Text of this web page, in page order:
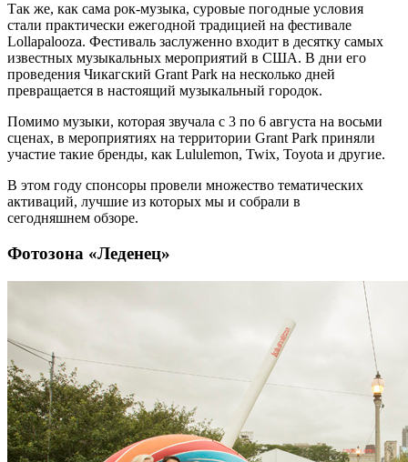
Так же, как сама рок-музыка, суровые погодные условия
стали практически ежегодной традицией на фестивале
Lollapalooza. Фестиваль заслуженно входит в десятку самых
известных музыкальных мероприятий в США. В дни его
проведения Чикагский Grant Park на несколько дней
превращается в настоящий музыкальный городок.
Помимо музыки, которая звучала с 3 по 6 августа на восьми
сценах, в мероприятиях на территории Grant Park приняли
участие такие бренды, как Lululemon, Twix, Toyota и другие.
В этом году спонсоры провели множество тематических
активаций, лучшие из которых мы и собрали в
сегодняшнем обзоре.
Фотозона «Леденец»